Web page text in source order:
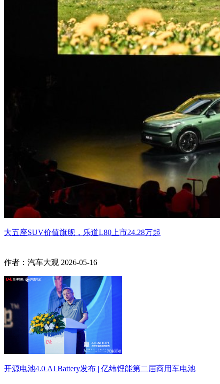
大五座SUV价值旗舰，乐道L80上市24.28万起
作者：汽车大观 2026-05-16
开源电池4.0 AI Battery发布 | 亿纬锂能第二届商用车电池